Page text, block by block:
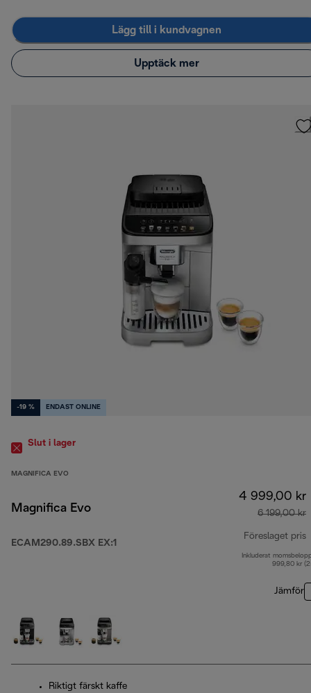
Lägg till i kundvagnen
Upptäck mer
-19 % ENDAST ONLINE
Slut i lager
MAGNIFICA EVO
Magnifica Evo
ECAM290.89.SBX EX:1
4 999,00 kr
6 199,00 kr
Föreslaget pris
Inkluderat
999,80 kr
Jämför
Riktigt färskt kaffe